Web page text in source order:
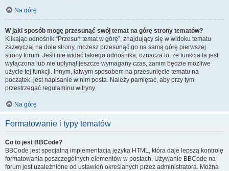
Na górę
W jaki sposób mogę przesunąć swój temat na górę strony tematów?
Klikając odnośnik “Przesuń temat w górę”, znajdujący się w widoku tematu
zazwyczaj na dole strony, możesz przesunąć go na samą górę pierwszej
strony forum. Jeśli nie widać takiego odnośnika, oznacza to, że funkcja ta jest
wyłączona lub nie upłynął jeszcze wymagany czas, zanim będzie możliwe
użycie tej funkcji. Innym, łatwym sposobem na przesunięcie tematu na
początek, jest napisanie w nim posta. Należy pamiętać, aby przy tym
przestrzegać regulaminu witryny.
Na górę
Formatowanie i typy tematów
Co to jest BBCode?
BBCode jest specjalną implementacją języka HTML, która daje lepszą kontrolę
formatowania poszczególnych elementów w postach. Używanie BBCode na
forum jest uzależnione od ustawień określanych przez administratora. Można